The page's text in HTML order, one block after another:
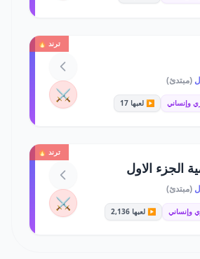
ترند 🔥
(مبتدئ)
وإنساني ▶️ لعبها 17 ⚔️
ترند 🔥
الجزء الاول
(مبتدئ)
وإنساني ▶️ لعبها 2,136 ⚔️